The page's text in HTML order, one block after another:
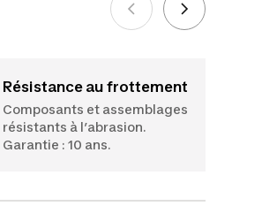
Résistance au frottement
Composants et assemblages
résistants à l’abrasion.
Garantie : 10 ans.